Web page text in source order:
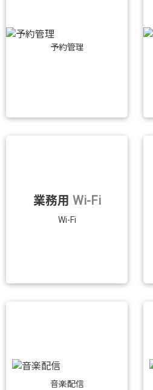
予約管理
業務用 Wi-Fi
Wi-Fi
音楽配信